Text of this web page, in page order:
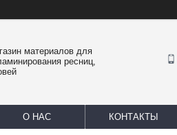
материалов для
ресниц,
О НАС КОНТАКТЫ